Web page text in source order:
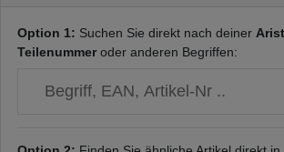
Option 1: Suchen Sie direkt nach deiner
Teilenummeroder anderen Begriffen: